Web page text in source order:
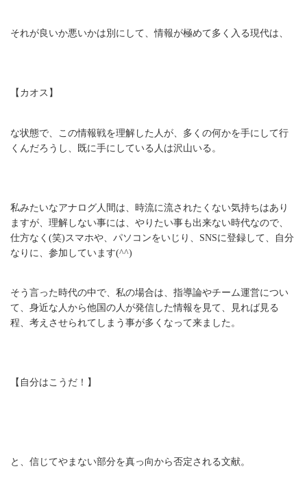
それが良いか悪いかは別にして、情報が極めて多く入る現代は、
【カオス】
な状態で、この情報戦を理解した人が、多くの何かを手にして行
くんだろうし、既に手にしている人は沢山いる。
私みたいなアナログ人間は、時流に流されたくない気持ちはあり
ますが、理解しない事には、やりたい事も出来ない時代なので、
仕方なく(笑)スマホや、パソコンをいじり、SNSに登録して、自分
なりに、参加しています(^^)
そう言った時代の中で、私の場合は、指導論やチーム運営につい
て、身近な人から他国の人が発信した情報を見て、見れば見る
程、考えさせられてしまう事が多くなって来ました。
【自分はこうだ！】
と、信じてやまない部分を真っ向から否定される文献。